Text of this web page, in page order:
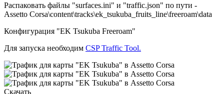
Распаковать файлы "surfaces.ini" и "traffic.json" по пути -
Assetto Corsa\content\tracks\ek_tsukuba_fruits_line\freeroam\data
Конфигурация "EK Tsukuba Freeroam"
Для запуска необходим CSP Traffic Tool.
Скачать